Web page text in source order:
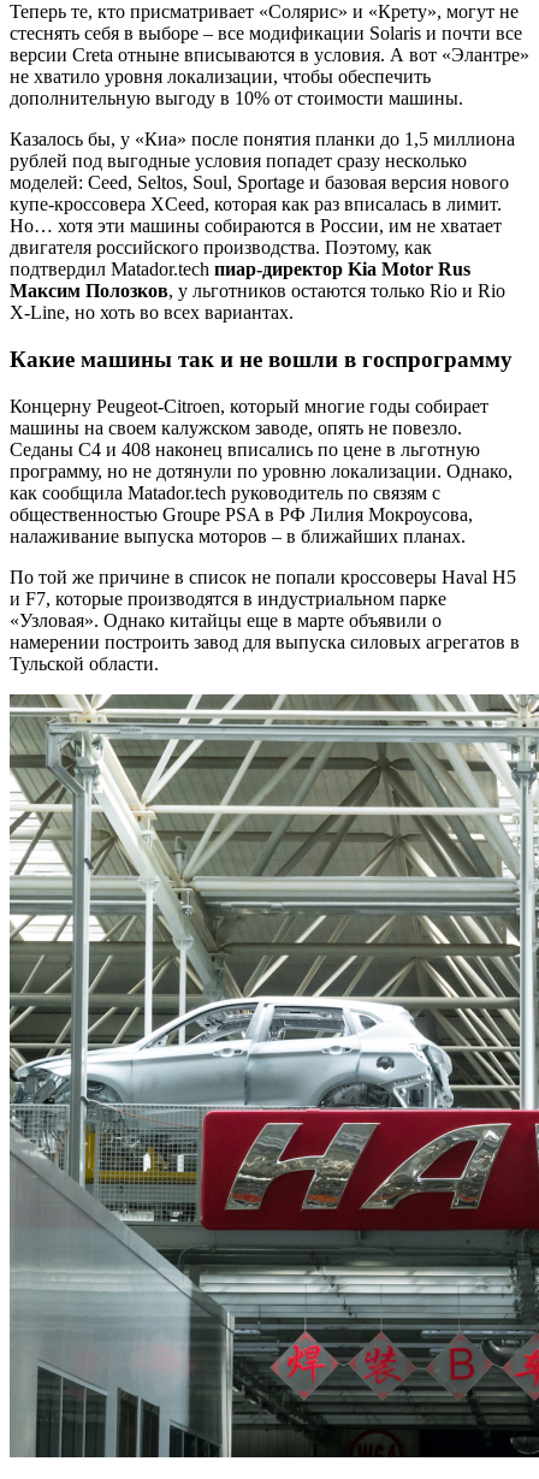
Теперь те, кто присматривает «Солярис» и «Крету», могут не
стеснять себя в выборе – все модификации Solaris и почти все
версии Creta отныне вписываются в условия. А вот «Элантре»
не хватило уровня локализации, чтобы обеспечить
дополнительную выгоду в 10% от стоимости машины.
Казалось бы, у «Киа» после понятия планки до 1,5 миллиона
рублей под выгодные условия попадет сразу несколько
моделей: Ceed, Seltos, Soul, Sportage и базовая версия нового
купе-кроссовера XCeed, которая как раз вписалась в лимит.
Но… хотя эти машины собираются в России, им не хватает
двигателя российского производства. Поэтому, как
подтвердил Matador.tech пиар-директор Kia Motor Rus
Максим Полозков, у льготников остаются только Rio и Rio
X-Line, но хоть во всех вариантах.
Какие машины так и не вошли в госпрограмму
Концерну Peugeot-Citroen, который многие годы собирает
машины на своем калужском заводе, опять не повезло.
Седаны С4 и 408 наконец вписались по цене в льготную
программу, но не дотянули по уровню локализации. Однако,
как сообщила Matador.tech руководитель по связям с
общественностью Groupe PSA в РФ Лилия Мокроусова,
налаживание выпуска моторов – в ближайших планах.
По той же причине в список не попали кроссоверы Haval H5
и F7, которые производятся в индустриальном парке
«Узловая». Однако китайцы еще в марте объявили о
намерении построить завод для выпуска силовых агрегатов в
Тульской области.